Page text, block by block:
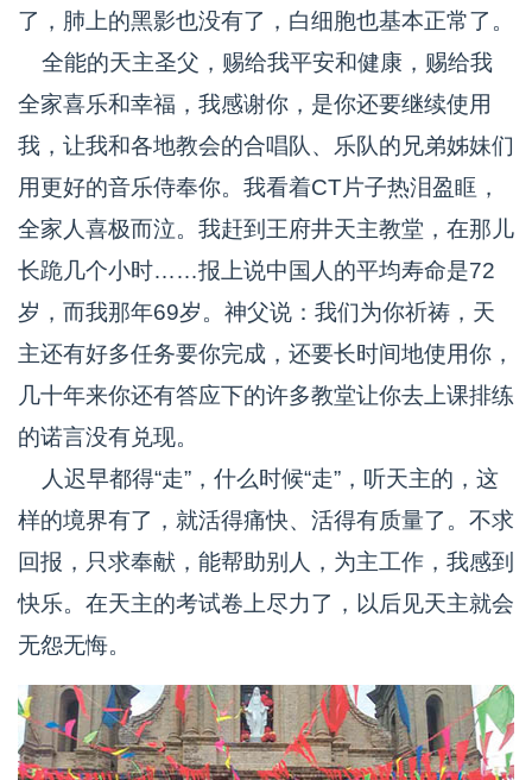
了，肺上的黑影也没有了，白细胞也基本正常了。
全能的天主圣父，赐给我平安和健康，赐给我
全家喜乐和幸福，我感谢你，是你还要继续使用
我，让我和各地教会的合唱队、乐队的兄弟姊妹们
用更好的音乐侍奉你。我看着CT片子热泪盈眶，
全家人喜极而泣。我赶到王府井天主教堂，在那儿
长跪几个小时……报上说中国人的平均寿命是72
岁，而我那年69岁。神父说：我们为你祈祷，天
主还有好多任务要你完成，还要长时间地使用你，
几十年来你还有答应下的许多教堂让你去上课排练
的诺言没有兑现。
人迟早都得“走”，什么时候“走”，听天主的，这
样的境界有了，就活得痛快、活得有质量了。不求
回报，只求奉献，能帮助别人，为主工作，我感到
快乐。在天主的考试卷上尽力了，以后见天主就会
无怨无悔。